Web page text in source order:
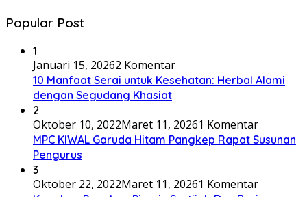
Popular Post
1
Januari 15, 20262 Komentar
10 Manfaat Serai untuk Kesehatan: Herbal Alami
dengan Segudang Khasiat
2
Oktober 10, 2022Maret 11, 20261 Komentar
MPC KIWAL Garuda Hitam Pangkep Rapat Susunan
Pengurus
3
Oktober 22, 2022Maret 11, 20261 Komentar